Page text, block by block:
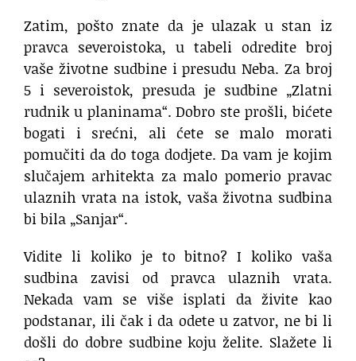
Zatim, pošto znate da je ulazak u stan iz
pravca severoistoka, u tabeli odredite broj
vaše životne sudbine i presudu Neba. Za broj
5 i severoistok, presuda je sudbine „Zlatni
rudnik u planinama“. Dobro ste prošli, bićete
bogati i srećni, ali ćete se malo morati
pomučiti da do toga dodjete. Da vam je kojim
slučajem arhitekta za malo pomerio pravac
ulaznih vrata na istok, vaša životna sudbina
bi bila „Sanjar“.
Vidite li koliko je to bitno? I koliko vaša
sudbina zavisi od pravca ulaznih vrata.
Nekada vam se više isplati da živite kao
podstanar, ili čak i da odete u zatvor, ne bi li
došli do dobre sudbine koju želite. Slažete li